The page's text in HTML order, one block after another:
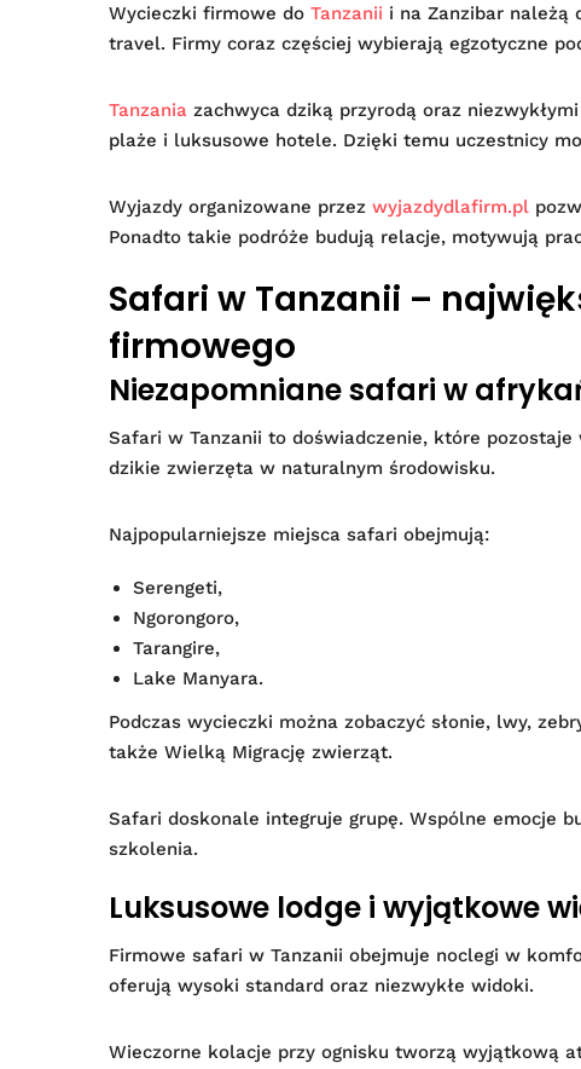
Wycieczki firmowe do Tanzanii i na Zanzibar należą
travel. Firmy coraz częściej wybierają egzotyczne
Tanzania zachwyca dziką przyrodą oraz
plaże i luksusowe hotele. Dzięki temu uczestnicy
Wyjazdy organizowane przez wyjazdydlafirm.pl
Ponadto takie podróże budują relacje, motywują
Safari w Tanzanii –
firmowego
Niezapomniane safari w
Safari w Tanzanii to doświadczenie, które
dzikie zwierzęta w naturalnym środowisku.
Najpopularniejsze miejsca safari obejmują:
Serengeti,
Ngorongoro,
Tarangire,
Lake Manyara.
Podczas wycieczki można zobaczyć słonie, lwy,
także Wielką Migrację zwierząt.
Safari doskonale integruje grupę. Wspólne emocje
szkolenia.
Luksusowe lodge i wyjątkowe
Firmowe safari w Tanzanii obejmuje noclegi w
oferują wysoki standard oraz niezwykłe widoki.
Wieczorne kolacje przy ognisku tworzą wyjątkową